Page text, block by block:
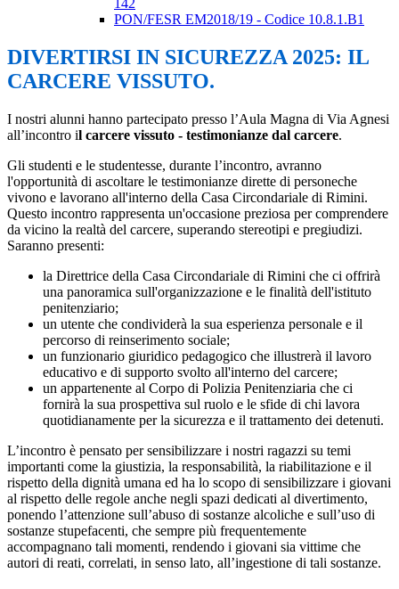
142
PON/FESR EM2018/19 - Codice 10.8.1.B1
DIVERTIRSI IN SICUREZZA 2025: IL
CARCERE VISSUTO.
I nostri alunni hanno partecipato presso l’Aula Magna di Via Agnesi
all’incontro il carcere vissuto - testimonianze dal carcere.
Gli studenti e le studentesse, durante l’incontro, avranno
l'opportunità di ascoltare le testimonianze dirette di personeche
vivono e lavorano all'interno della Casa Circondariale di Rimini.
Questo incontro rappresenta un'occasione preziosa per comprendere
da vicino la realtà del carcere, superando stereotipi e pregiudizi.
Saranno presenti:
la Direttrice della Casa Circondariale di Rimini che ci offrirà
una panoramica sull'organizzazione e le finalità dell'istituto
penitenziario;
un utente che condividerà la sua esperienza personale e il
percorso di reinserimento sociale;
un funzionario giuridico pedagogico che illustrerà il lavoro
educativo e di supporto svolto all'interno del carcere;
un appartenente al Corpo di Polizia Penitenziaria che ci
fornirà la sua prospettiva sul ruolo e le sfide di chi lavora
quotidianamente per la sicurezza e il trattamento dei detenuti.
L’incontro è pensato per sensibilizzare i nostri ragazzi su temi
importanti come la giustizia, la responsabilità, la riabilitazione e il
rispetto della dignità umana ed ha lo scopo di sensibilizzare i giovani
al rispetto delle regole anche negli spazi dedicati al divertimento,
ponendo l’attenzione sull’abuso di sostanze alcoliche e sull’uso di
sostanze stupefacenti, che sempre più frequentemente
accompagnano tali momenti, rendendo i giovani sia vittime che
autori di reati, correlati, in senso lato, all’ingestione di tali sostanze.